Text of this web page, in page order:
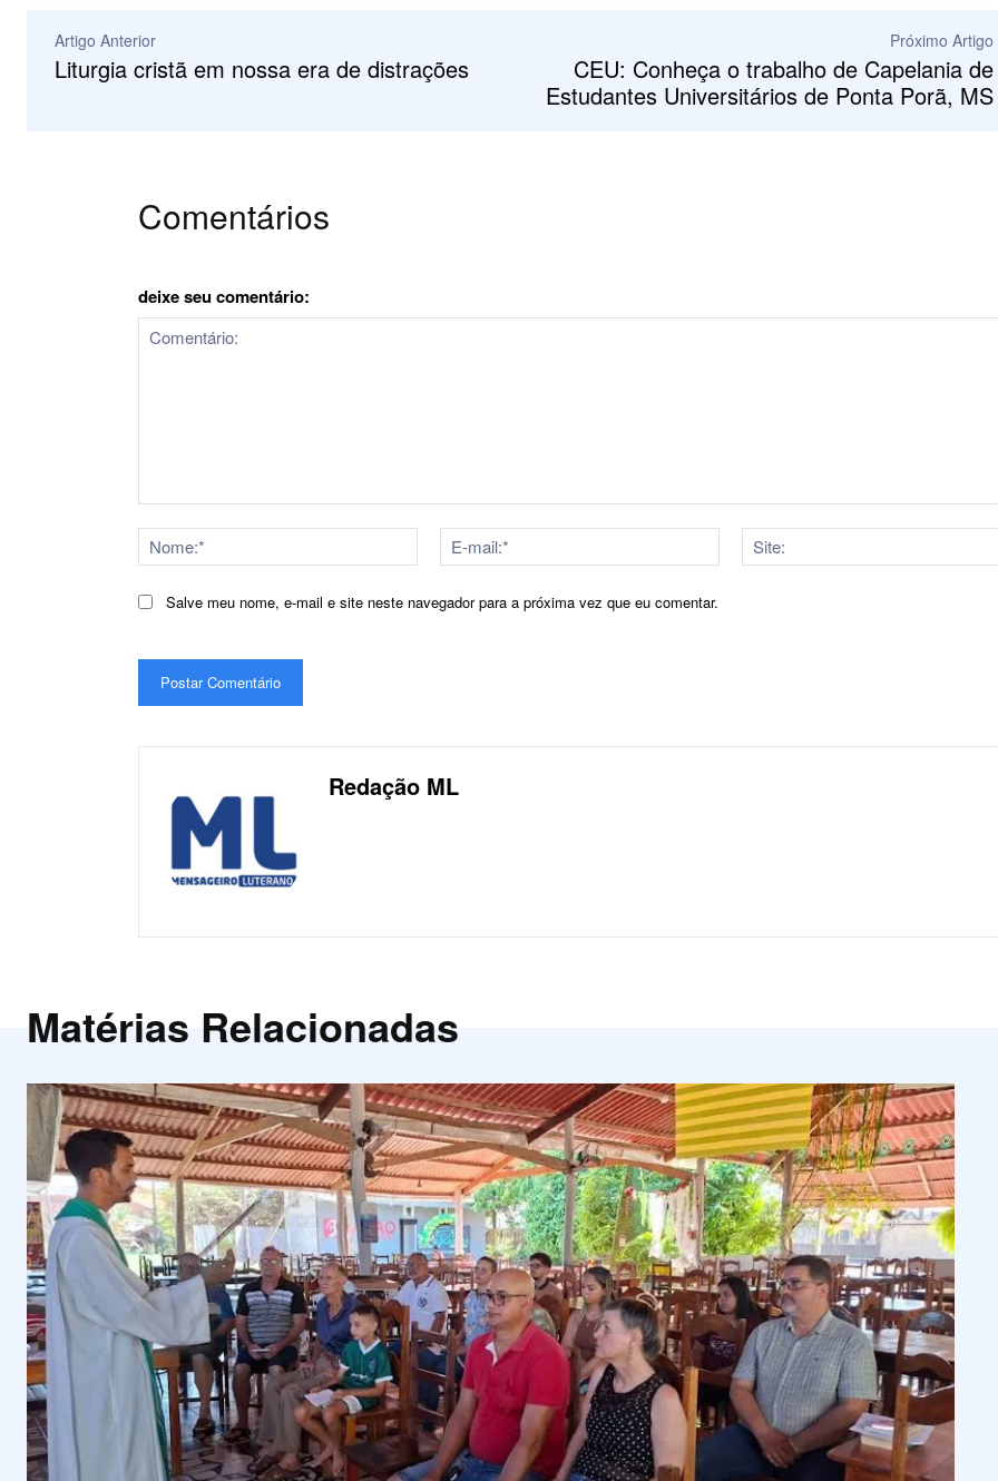
Artigo Anterior
Liturgia cristã em nossa era de distrações
Próximo Artigo
CEU: Conheça o trabalho de Capelania de
Estudantes Universitários de Ponta Porã, MS
Comentários
deixe seu comentário:
Nome:*
mail:*
Salve meu nome, e-mail e site neste navegador para a próxima vez que eu comentar.
Redação ML
Matérias Relacionadas